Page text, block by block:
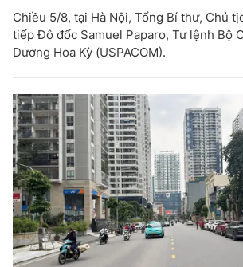
Chiều 5/8, tại Hà Nội, Tổng Bí thư, Chủ
tiếp Đô đốc Samuel Paparo, Tư lệnh Bộ
Dương Hoa Kỳ (USPACOM).